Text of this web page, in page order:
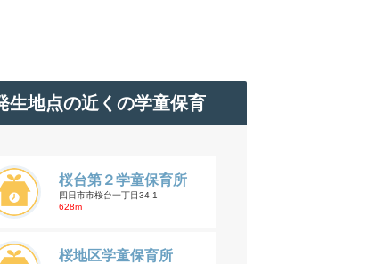
生地点の近くの学童保育
桜台第２学童保育所
四日市市桜台一丁目34-1
628m
桜地区学童保育所